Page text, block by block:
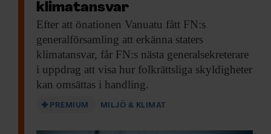
klimatansvar
Efter att önationen Vanuatu fått FN:s
generalförsamling att erkänna staters
klimatansvar, får FN:s nästa generalsekreterare
i uppdrag att visa hur folkrättsliga skyldigheter
kan omsättas i handling.
PREMIUM MILJÖ & KLIMAT